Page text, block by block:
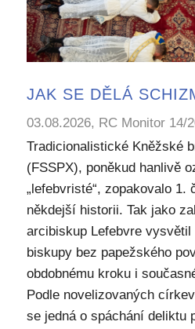
JAK SE DĚLÁ
03.08.2026, RC Monitor 14/
Tradicionalistické Kněžské
(FSSPX), poněkud hanlivě
„lefebvristé“, zopakovalo 1.
někdejší historii. Tak jako
arcibiskup Lefebvre vysvětil
biskupy bez papežského
obdobnému kroku i
Podle novelizovaných
se jedná o spáchání deliktu